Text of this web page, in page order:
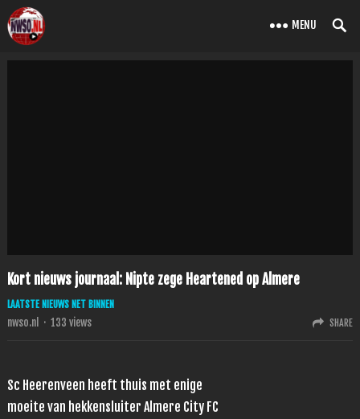
MENU
Kort nieuws journaal: Nipte zege Heartened op Almere
LAATSTE NIEUWS NET BINNEN
nwso.nl · 133 views SHARE
Sc Heerenveen heeft thuis met enige
moeite van hekkensluiter Almere City FC